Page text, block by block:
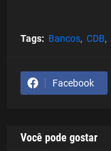
Tags: Bancos CDB
Facebook
Você pode gostar